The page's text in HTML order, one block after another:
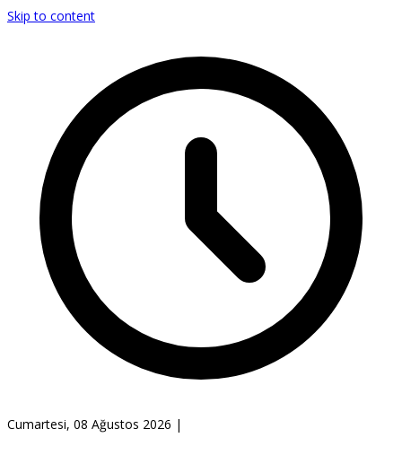
Skip to content
Cumartesi, 08 Ağustos 2026 |